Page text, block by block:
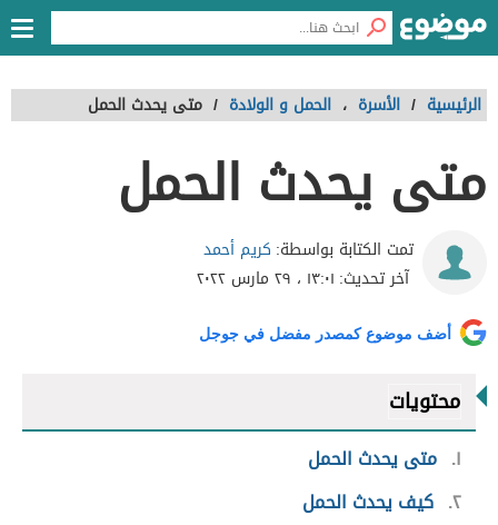
الرئيسية / الأسرة ، الحمل و الولادة / متى يحدث الحمل
متى يحدث الحمل
تمت الكتابة بواسطة: كريم أحمد
آخر تحديث: ١٣:٠١ ، ٢٩ مارس ٢٠٢٢
أضف موضوع كمصدر مفضل في جوجل
محتويات
١ متى يحدث الحمل
٢ كيف يحدث الحمل